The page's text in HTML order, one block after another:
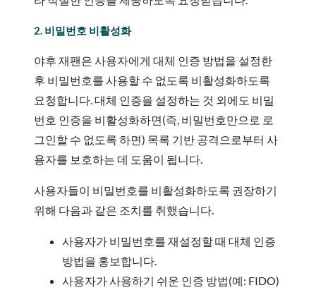
2. 비밀번호 비활성화
야후 재팬은 사용자에게 대체 인증 방법을 설정한
후 비밀번호를 사용할 수 없도록 비활성화하도록
요청합니다. 대체 인증을 설정하는 것 외에도 비밀
번호 인증을 비활성화하면(즉, 비밀번호만으로 로
그인할 수 없도록 하면) 목록 기반 공격으로부터 사
용자를 보호하는 데 도움이 됩니다.
사용자들이 비밀번호를 비활성화하도록 권장하기
위해 다음과 같은 조치를 취했습니다.
사용자가 비밀번호를 재설정할 때 대체 인증
방법을 홍보합니다.
사용자가 사용하기 쉬운 인증 방법(예: FIDO)